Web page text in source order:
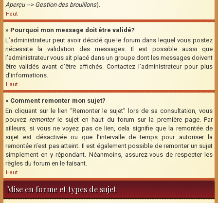
Aperçu --> Gestion des brouillons).
Haut
» Pourquoi mon message doit être validé?
L’administrateur peut avoir décidé que le forum dans lequel vous postez
nécessite la validation des messages. Il est possible aussi que
l’administrateur vous ait placé dans un groupe dont les messages doivent
être validés avant d’être affichés. Contactez l’administrateur pour plus
d’informations.
Haut
» Comment remonter mon sujet?
En cliquant sur le lien “Remonter le sujet” lors de sa consultation, vous
pouvez remonterle sujet en haut du forum sur la première page. Par
ailleurs, si vous ne voyez pas ce lien, cela signifie que la remontée de
sujet est désactivée ou que l’intervalle de temps pour autoriser la
remontée n’est pas atteint. Il est également possible de remonter un sujet
simplement en y répondant. Néanmoins, assurez-vous de respecter les
règles du forum en le faisant.
Haut
Mise en forme et types de sujet